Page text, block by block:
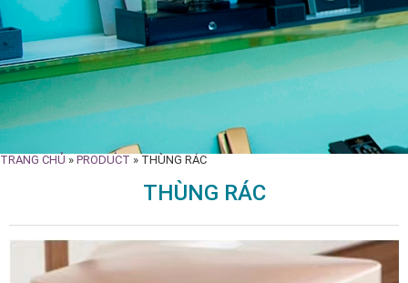
TRANG CHỦ » PRODUCT » THÙNG RÁC
THÙNG RÁC